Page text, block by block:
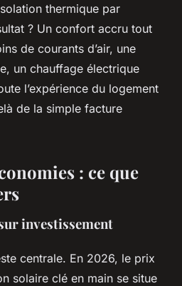
thermique par
? Un confort accru tout
de courants d’air, une
un chauffage électrique
l’expérience du logement
de la simple facture
: ce que
investissement
centrale. En 2026, le prix
solaire clé en main se situe